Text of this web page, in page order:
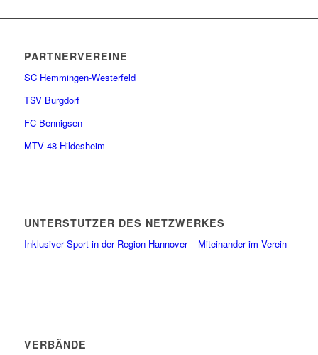
PARTNERVEREINE
SC Hemmingen-Westerfeld
TSV Burgdorf
FC Bennigsen
MTV 48 Hildesheim
UNTERSTÜTZER DES NETZWERKES
Inklusiver Sport in der Region Hannover – Miteinander im Verein
VERBÄNDE